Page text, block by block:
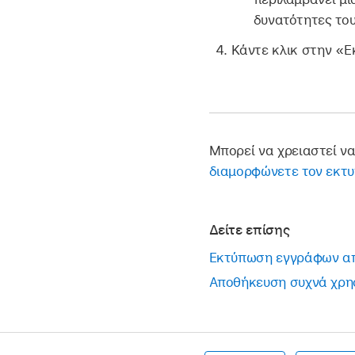
δυνατότητες
Κάντε κλικ στην
Μπορεί να χρειαστεί
διαμορφώνετε τον
Δείτε επίσης
Εκτύπωση εγγράφων
Αποθήκευση συχνά